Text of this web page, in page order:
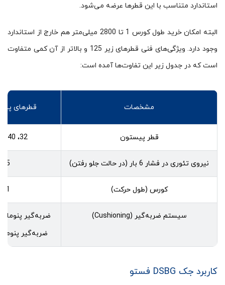
استاندارد متناسب با این قطرها عرضه می‌شود.
البته امکان خرید طول کورس 1 تا 2800 میلی‌متر هم خارج از استاندارد
وجود دارد. ویژگی‌‌های فنی قطرهای زیر 125 و بالاتر از آن کمی متفاوت
است که در جدول زیر این تفاوت‌ها آمده است:
مشخصات قطرهای پیستون
قطر پیستون 32، 40، 50 ، 63 ، 80، 100، 125
نیروی تئوری در فشار 6 بار (در حالت جلو رفتن) 415 تا 7363
کورس (طول حرکت) 1 تا 2800 میلی‌متر
سیستم ضربه‌گیر (Cushioning)
ضربه‌گیر
ضربه‌گیر
کاربرد جک DSBG فستو